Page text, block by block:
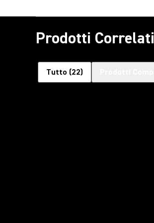
Prodotti Correlati
Tutto (22)